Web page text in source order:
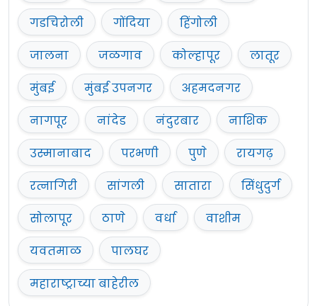
गडचिरोली
गोंदिया
हिंगोली
जालना
जळगाव कोल्हापूर
लातूर
मुंबई
मुंबई उपनगर
अहमदनगर
नागपूर
नांदेड नंदुरबार
नाशिक
उस्मानाबाद
परभणी पुणे
रायगढ़
रत्नागिरी
सांगली सातारा
सिंधुदुर्ग
सोलापूर
ठाणे वर्धा
वाशीम
यवतमाळ
पालघर
महाराष्ट्राच्या बाहेरील